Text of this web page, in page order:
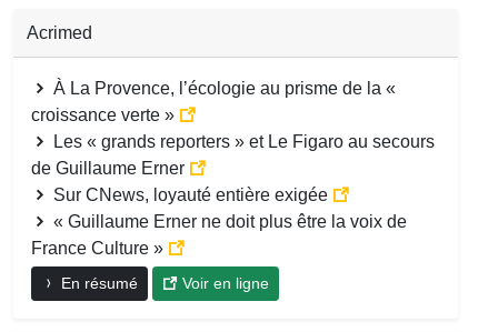
Acrimed
À La Provence, l’écologie au prisme de la «
croissance verte »
Les « grands reporters » et Le Figaro au secours
de Guillaume Erner
Sur CNews, loyauté entière exigée
« Guillaume Erner ne doit plus être la voix de
France Culture »
En résumé Voir en ligne